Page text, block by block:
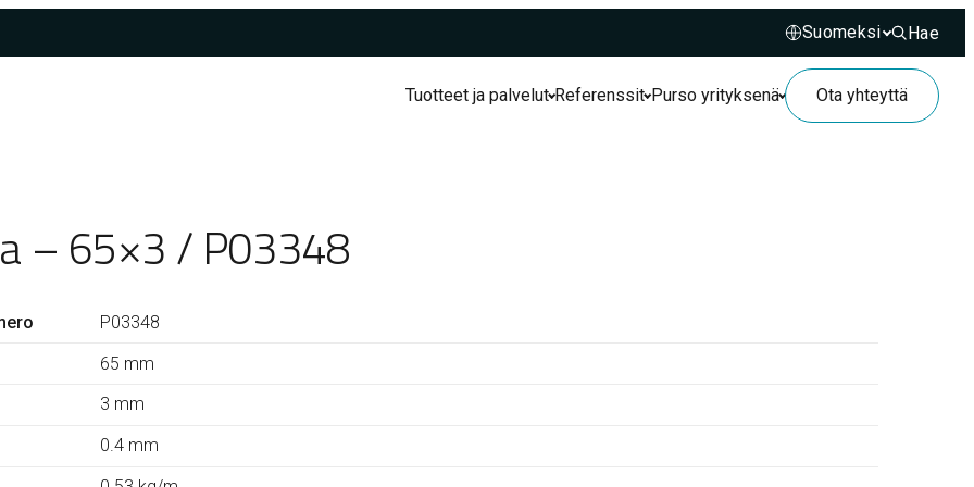
Hae
Hae
Tuotteet ja palvelut Referenssit Purso yrityksenä Ota yhteyttä
– 65×3 / P03348
P03348
65 mm
3 mm
0.4 mm